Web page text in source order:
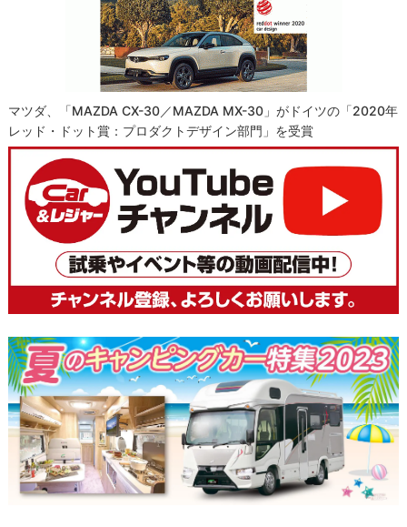
マツダ、「MAZDA CX-30／MAZDA MX-30」がドイツの「2020年
レッド・ドット賞：プロダクトデザイン部門」を受賞